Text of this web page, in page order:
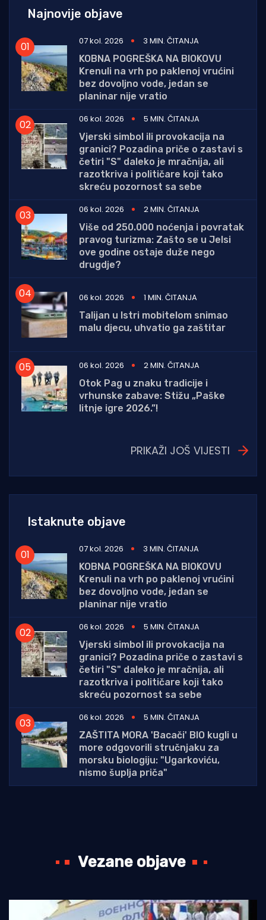
Najnovije objave
07 kol. 2026
3 MIN. ČITANJA
KOBNA POGREŠKA NA BIOKOVU
Krenuli na vrh po paklenoj vrućini
bez dovoljno vode, jedan se
planinar nije vratio
06 kol. 2026
5 MIN. ČITANJA
Vjerski simbol ili provokacija na
granici? Pozadina priče o zastavi s
četiri "S" daleko je mračnija, ali
razotkriva i političare koji tako
skreću pozornost sa sebe
06 kol. 2026
2 MIN. ČITANJA
Više od 250.000 noćenja i povratak
pravog turizma: Zašto se u Jelsi
ove godine ostaje duže nego
drugdje?
06 kol. 2026
1 MIN. ČITANJA
Talijan u Istri mobitelom snimao
malu djecu, uhvatio ga zaštitar
06 kol. 2026
2 MIN. ČITANJA
Otok Pag u znaku tradicije i
vrhunske zabave: Stižu „Paške
litnje igre 2026.”!
PRIKAŽI JOŠ VIJESTI
Istaknute objave
07 kol. 2026
3 MIN. ČITANJA
KOBNA POGREŠKA NA BIOKOVU
Krenuli na vrh po paklenoj vrućini
bez dovoljno vode, jedan se
planinar nije vratio
06 kol. 2026
5 MIN. ČITANJA
Vjerski simbol ili provokacija na
granici? Pozadina priče o zastavi s
četiri "S" daleko je mračnija, ali
razotkriva i političare koji tako
skreću pozornost sa sebe
06 kol. 2026
5 MIN. ČITANJA
ZAŠTITA MORA 'Bacači' BIO kugli u
more odgovorili stručnjaku za
morsku biologiju: "Ugarkoviću,
nismo šuplja priča"
Vezane objave